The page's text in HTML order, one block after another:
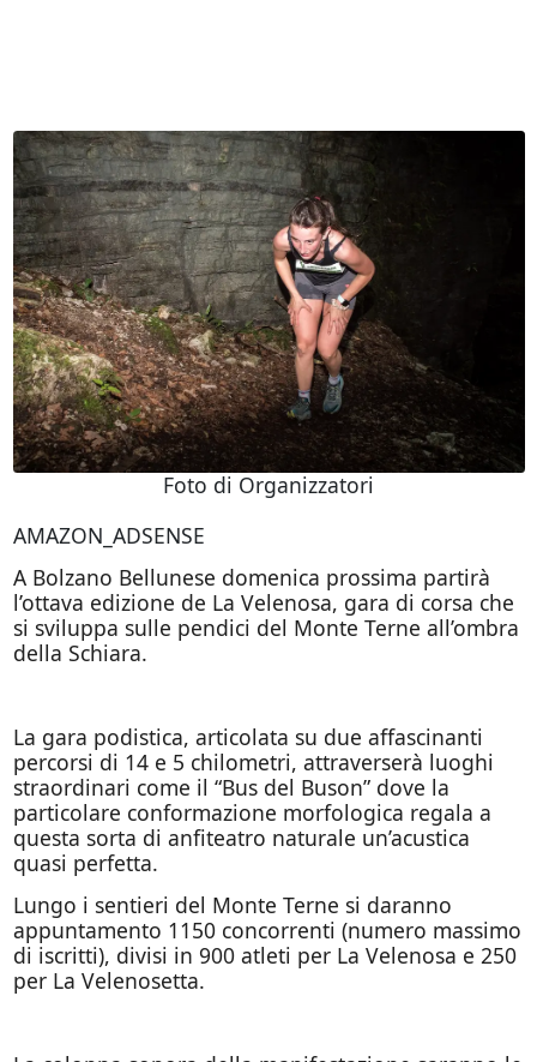
Foto di Organizzatori
AMAZON_ADSENSE
A Bolzano Bellunese domenica prossima partirà
l’ottava edizione de La Velenosa, gara di corsa che
si sviluppa sulle pendici del Monte Terne all’ombra
della Schiara.
La gara podistica, articolata su due affascinanti
percorsi di 14 e 5 chilometri, attraverserà luoghi
straordinari come il “Bus del Buson” dove la
particolare conformazione morfologica regala a
questa sorta di anfiteatro naturale un’acustica
quasi perfetta.
Lungo i sentieri del Monte Terne si daranno
appuntamento 1150 concorrenti (numero massimo
di iscritti), divisi in 900 atleti per La Velenosa e 250
per La Velenosetta.